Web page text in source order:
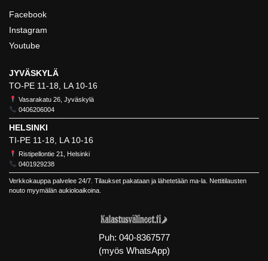
Facebook
Instagram
Youtube
JYVÄSKYLÄ
TO-PE 11-18, LA 10-16
Vasarakatu 26, Jyväskylä
0406206004
HELSINKI
TI-PE 11-18, LA 10-16
Ristipellontie 21, Helsinki
0401929238
Verkkokauppa palvelee 24/7. Tilaukset pakataan ja lähetetään ma-la. Nettitilausten
nouto myymälän aukioloaikoina.
Puh: 040-8367577
(myös WhatsApp)